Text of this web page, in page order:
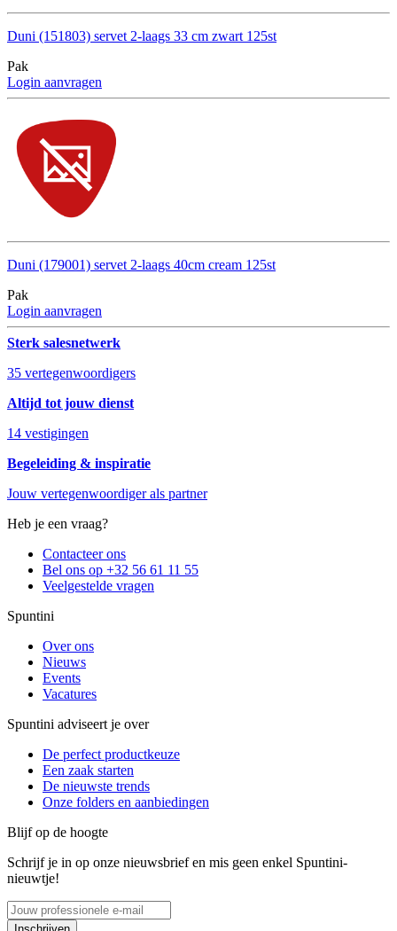
Duni (151803) servet 2-laags 33 cm zwart 125st
Pak
Login aanvragen
Duni (179001) servet 2-laags 40cm cream 125st
Pak
Login aanvragen
Sterk salesnetwerk
35 vertegenwoordigers
Altijd tot jouw dienst
14 vestigingen
Begeleiding & inspiratie
Jouw vertegenwoordiger als partner
Heb je een vraag?
Contacteer ons
Bel ons op +32 56 61 11 55
Veelgestelde vragen
Spuntini
Over ons
Nieuws
Events
Vacatures
Spuntini adviseert je over
De perfect productkeuze
Een zaak starten
De nieuwste trends
Onze folders en aanbiedingen
Blijf op de hoogte
Schrijf je in op onze nieuwsbrief en mis geen enkel Spuntini-
nieuwtje!